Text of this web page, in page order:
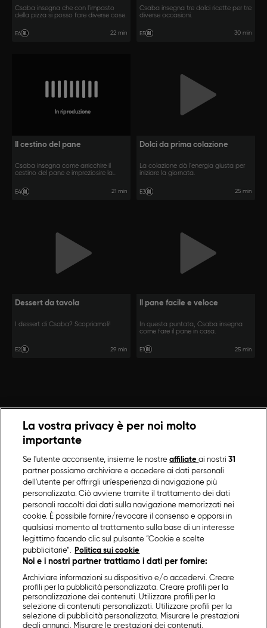
Csaba insegna che con l'impasto
della pizza si posso fare diverse cose.
E6 22 min
Csaba insegna tre dolci ricette per tre
diverse occasioni.
E5 30 min
In riproduzione
Il cestino del pane
Csaba insegna come arricchire il
cestino del pane e impreziosire la
E4 21 min
Dolci da prima colazione
La colazione dà l'energia giusta per
iniziare la giornata.
E3 25 min
Dessert da tavola
I dessert di Csaba? Scopriamoli!
E2 29 min
Il pane facile e veloce
In questa puntata, Csaba insegna
come fare il pane in casa.
E1 25 min
La vostra privacy è per noi molto
importante
Se l'utente acconsente, insieme le nostreaffiliateai nostri31
partner possiamo archiviare e accedere ai dati personali
dell'utente per offrirgli un'esperienza di navigazione più
personalizzata. Ciò avviene tramite il trattamento dei dati
personali raccolti dai dati sulla navigazione memorizzati nei
cookie. È possibile fornire/revocare il consenso e opporsi in
qualsiasi momento al trattamento sulla base di un interesse
legittimo facendo clic sul pulsante “Cookie e scelte
pubblicitarie”.
Politica sui cookie
Noi e i nostri partner trattiamo i dati per fornire:
Archiviare informazioni su dispositivo e/o accedervi. Creare
profili per la pubblicità personalizzata. Creare profili per la
personalizzazione dei contenuti. Utilizzare profili per la
selezione di contenuti personalizzati. Utilizzare profili per la
selezione di pubblicità personalizzata. Misurare le prestazioni
degli annunci. Misurare le prestazioni dei contenuti.